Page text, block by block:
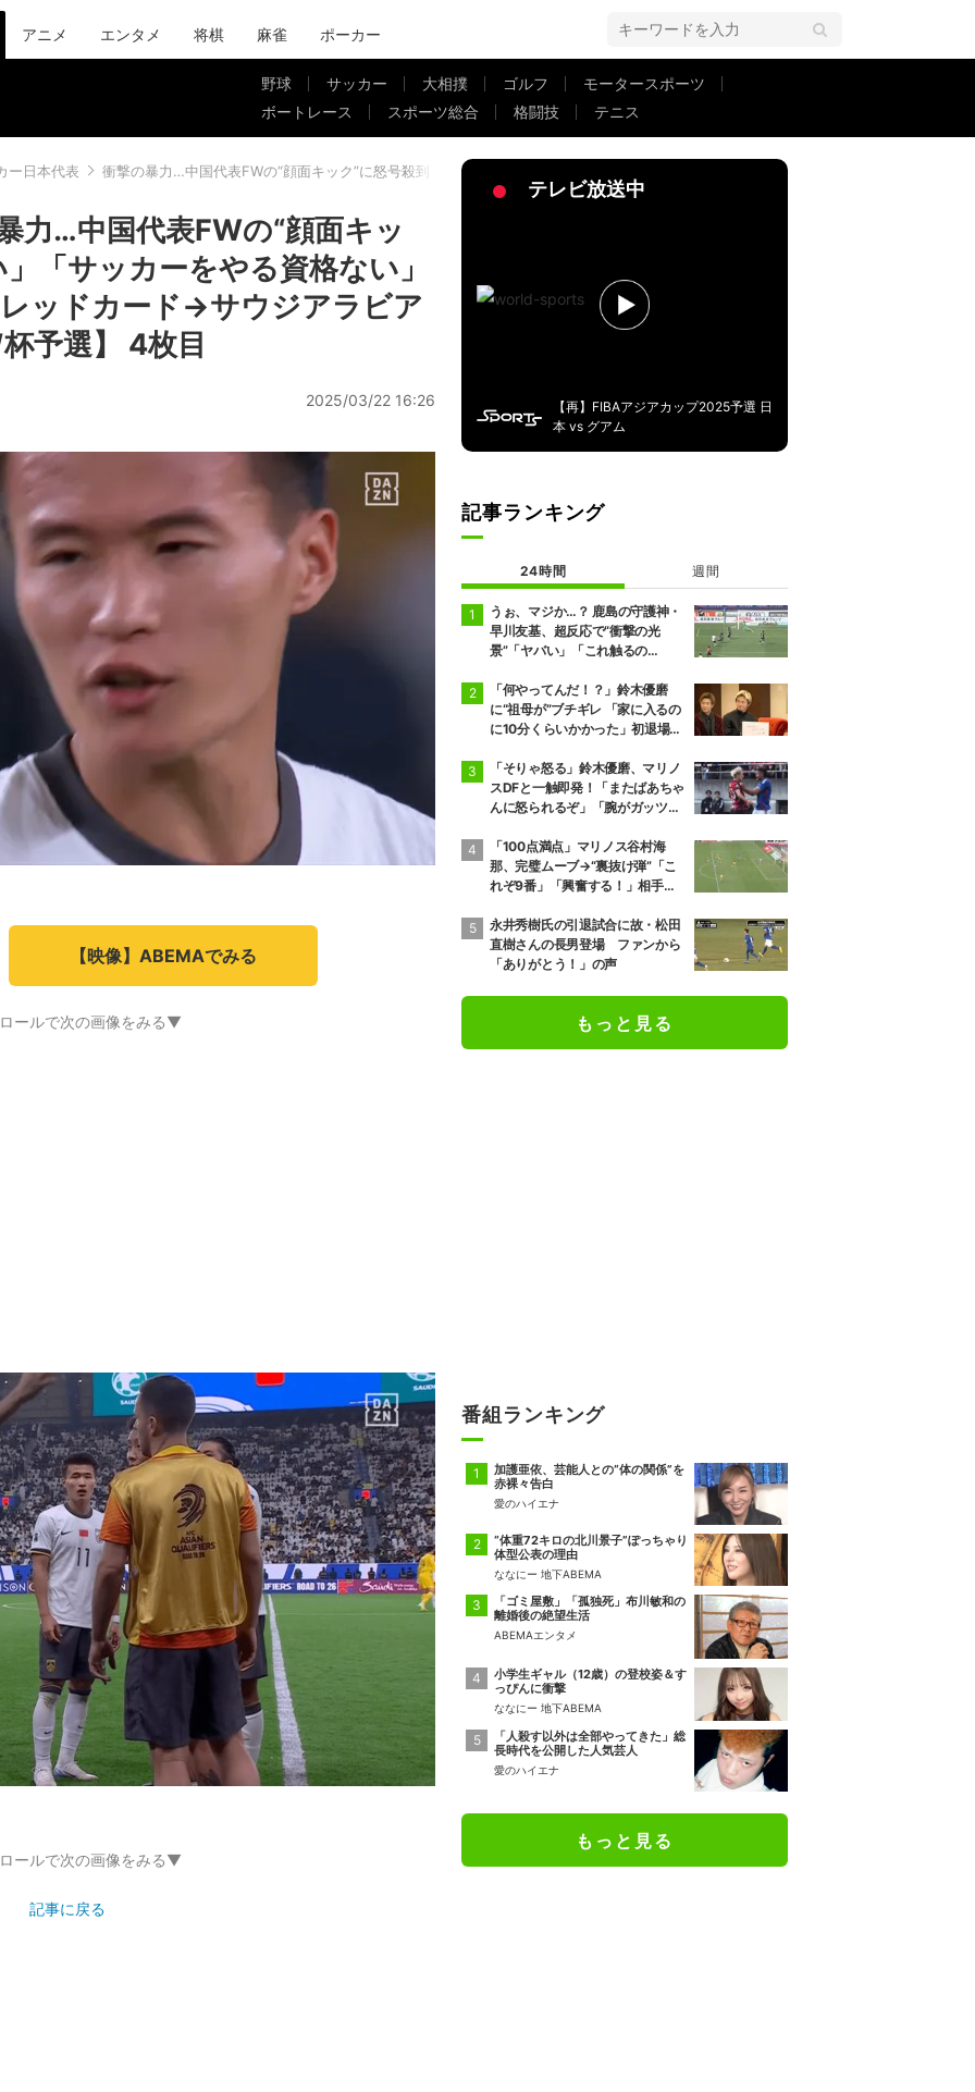
アニメ エンタメ 将棋 麻雀 ポーカー
野球 サッカー 大相撲 ゴルフ
モータースポーツ
ボートレース
スポーツ総合 格闘技 テニス
ー日本代表 衝撃の暴力…中国代表FWの“顔面キック”に怒号殺到！「怖い」「サッカーをやる資格ない」「これぞカンフー」即レッドカード→サウジ
力…中国代表FWの“顔面キッ
「サッカーをやる資格ない」
ッドカード→サウジアラビア
予選】 4枚目
2025/03/22 16:26
【映像】ABEMAでみる
ールで次の画像をみる▼
ールで次の画像をみる▼
記事に戻る
テレビ放送中
【再】FIBAアジアカップ2025予選 日
本 vs グアム
記事ランキング
24時間 週間
うぉ、マジか…？ 鹿島の守護神・
早川友基、超反応で“衝撃の光
景”「ヤバい」「これ触るの
本“スーパーセーブ”
「何やってんだ！？」鈴木優磨
に“祖母が”ブチギレ 「家に入るの
に10分くらいかかった」初退場の
「そりゃ怒る」鈴木優磨、マリノ
スDFと一触即発！「またばあちゃ
んに怒られるぞ」「腕がガッツリ
「100点満点」マリノス谷村海
那、完璧ムーブ→“裏抜け弾”「こ
れぞ9番」「興奮する！」相手守
出し”
永井秀樹氏の引退試合に故・松田
直樹さんの長男登場 ファンから
「ありがとう！」の声
もっと見る
番組ランキング
加護亜依、芸能人との“体の関係”を
赤裸々告白
愛のハイエナ
“体重72キロの北川景子”ぽっちゃり
体型公表の理由
ななにー 地下ABEMA
「ゴミ屋敷」「孤独死」布川敏和の
離婚後の絶望生活
ABEMAエンタメ
小学生ギャル（12歳）の登校姿＆す
っぴんに衝撃
ななにー 地下ABEMA
「人殺す以外は全部やってきた」総
長時代を公開した人気芸人
愛のハイエナ
もっと見る